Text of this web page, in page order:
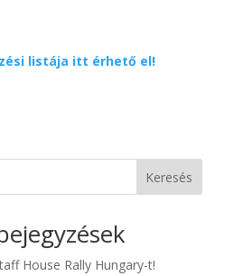
listája itt érhető el!
Keresés
House Rally Hungary-t!